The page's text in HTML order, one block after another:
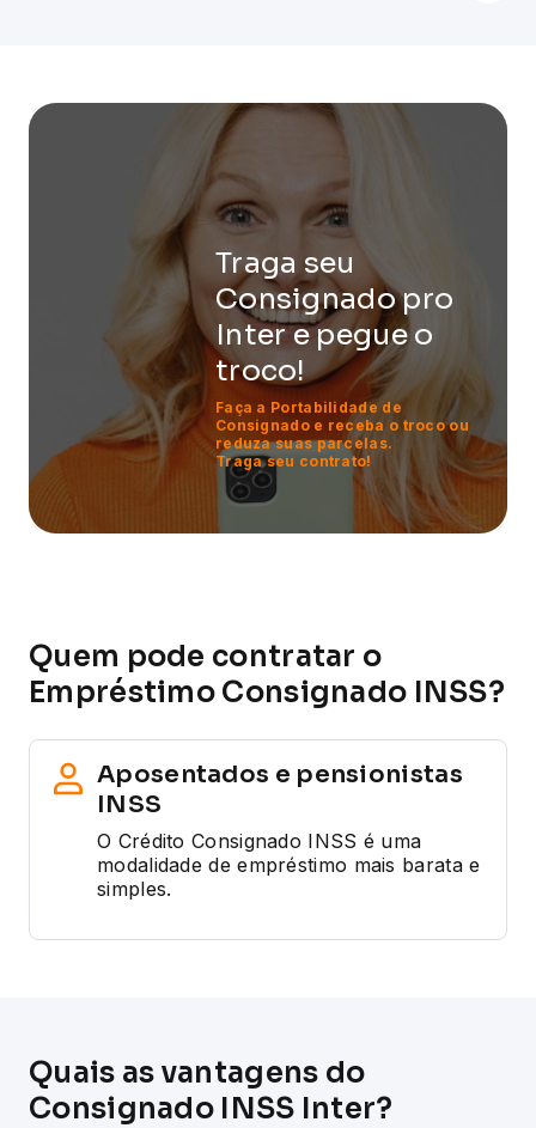
Traga seu
Consignadopro
Inter e pegue o
troco!
Faça a Portabilidade de
Consignado e receba o troco ou
reduza suas parcelas.
Traga seu contrato!
Quem pode contratar o
Empréstimo Consignado INSS?
Aposentados e pensionistas
INSS
O Crédito Consignado INSS é uma
modalidade de empréstimo mais barata e
simples.
Quais as vantagens do
Consignado INSS Inter?